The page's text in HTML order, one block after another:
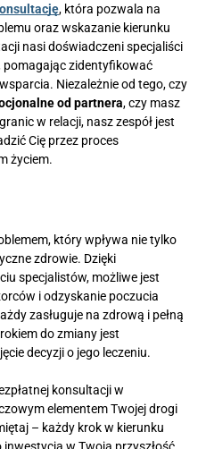
, która pozwala na
oraz wskazanie kierunku
nasi doświadczeni specjaliści
pomagając zidentyfikować
Niezależnie od tego, czy
od partnera, czy masz
w relacji, nasz zespół jest
Cię przez proces
życiem.
który wpływa nie tylko
zdrowie. Dzięki
specjalistów, możliwe jest
i odzyskanie poczucia
zasługuje na zdrową i pełną
do zmiany jest
decyzji o jego leczeniu.
konsultacji w
elementem Twojej drogi
– każdy krok w kierunku